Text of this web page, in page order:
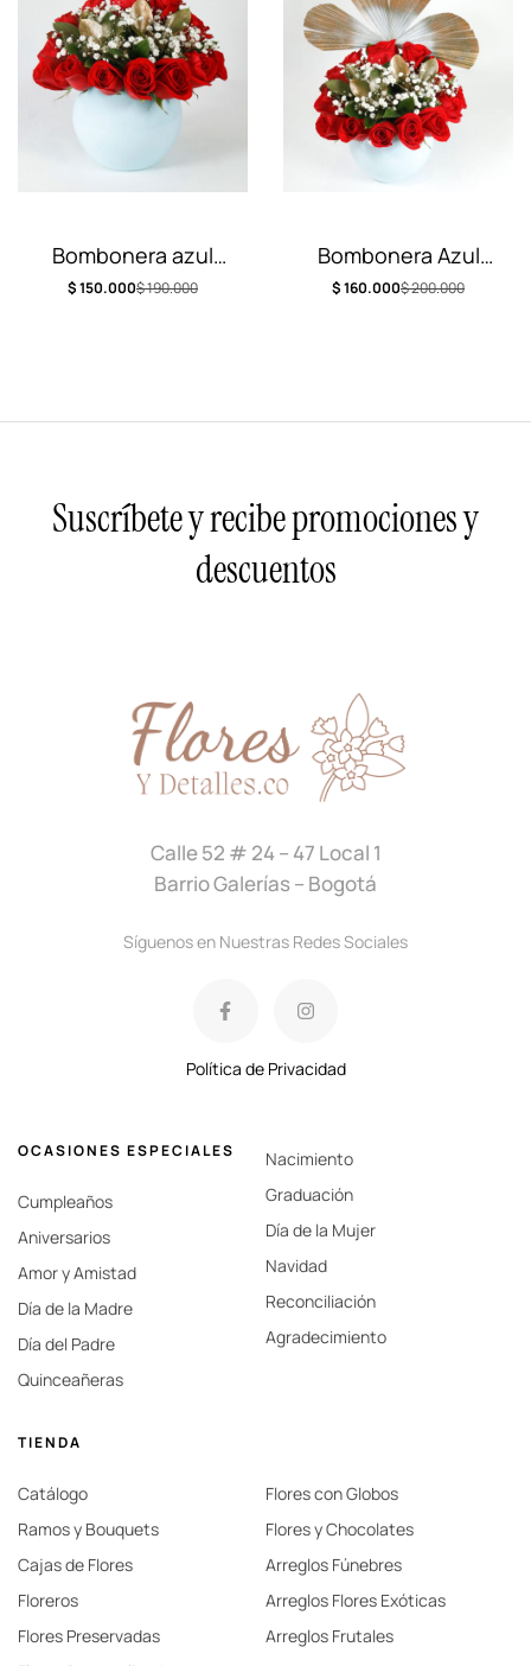
Bombonera azul
cielo con rosas
$190.000
$150.000
Bombonera Azul
Iraca
$200.000
$160.000
Suscríbete y recibe promociones y
descuentos
OCASIONES ESPECIALES
Cumpleaños
Aniversarios
Amor y Amistad
Día de la Madre
Día del Padre
Quinceañeras
Nacimiento
Graduación
Día de la Mujer
Navidad
Reconciliación
Agradecimiento
Calle 52 # 24 – 47 Local 1
Barrio Galerías – Bogotá
Síguenos en Nuestras Redes Sociales
Política de Privacidad
TIENDA
Catálogo
Ramos y Bouquets
Cajas de Flores
Floreros
Flores Preservadas
Flores con Globos
Flores y Chocolates
Arreglos Fúnebres
Arreglos Flores Exóticas
Arreglos Frutales